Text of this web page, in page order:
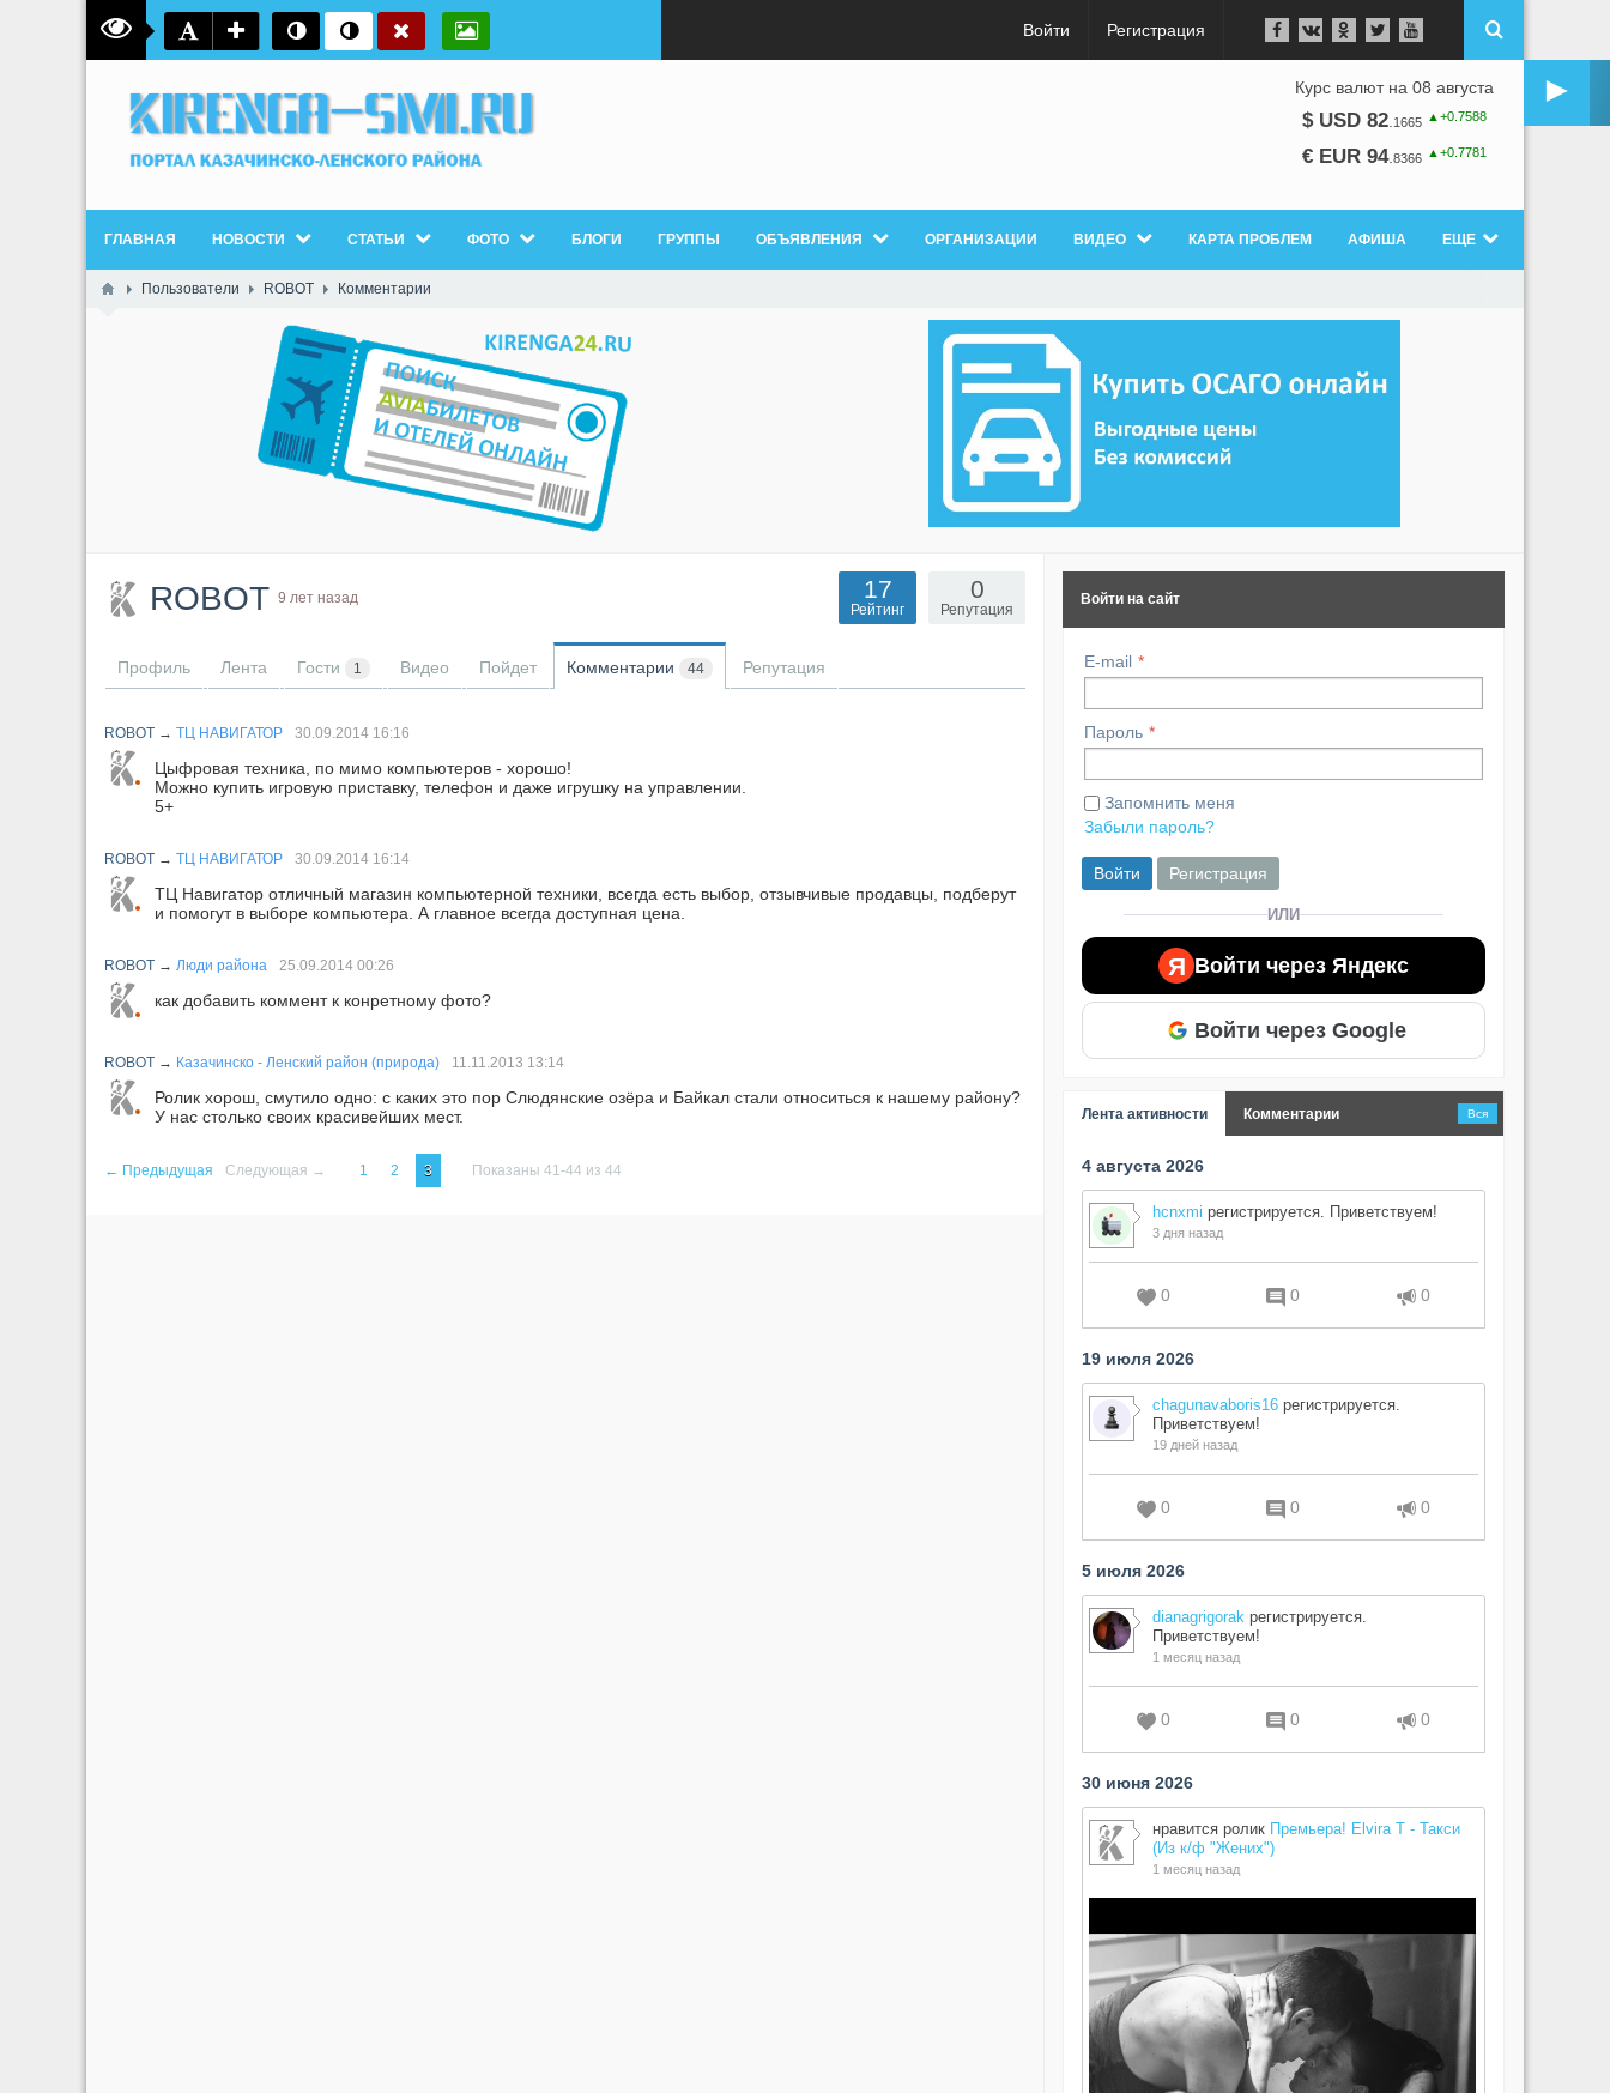
Войти Регистрация
►
Курс валют на 08 августа
$ USD 82 1665 ▲+0.7588
€ EUR 94. 8366 ▲+0.7781
ГЛАВНАЯ НОВОСТИ СТАТЬИ ФОТО БЛОГИ ГРУППЫ ОБЪЯВЛЕНИЯ ОРГАНИЗАЦИИ ВИДЕО КАРТА ПРОБЛЕМ АФИША ЕЩЕ
Пользователи ROBOT Комментарии
ROBOT 9 лет назад 0
Репутация
17
Рейтинг
Профиль Лента Гости 1 Видео Пойдет Комментарии 44 Репутация
ROBOT → ТЦ НАВИГАТОР 30.09.2014 16:16
Цыфровая техника, по мимо компьютеров - хорошо!
Можно купить игровую приставку, телефон и даже игрушку на управлении.
5+
ROBOT → ТЦ НАВИГАТОР 30.09.2014 16:14
ТЦ Навигатор отличный магазин компьютерной техники, всегда есть выбор, отзывчивые продавцы, подберут
и помогут в выборе компьютера. А главное всегда доступная цена.
ROBOT → Люди района 25.09.2014 00:26
как добавить коммент к конретному фото?
ROBOT → Казачинско - Ленский район (природа) 11.11.2013 13:14
Ролик хорош, смутило одно: с каких это пор Слюдянские озёра и Байкал стали относиться к нашему району?
У нас столько своих красивейших мест.
← Предыдущая Следующая → 1 2 3 Показаны 41-44 из 44
Войти на сайт
E-mail
Пароль
Запомнить меня
Забыли пароль?
Войти Регистрация
ИЛИ
Я Войти через Яндекс
Войти через Google
Лента активности Комментарии Вся
4 августа 2026
hcnxmi регистрируется. Приветствуем!
3 дня назад
0 0 0
19 июля 2026
chagunavaboris16 регистрируется.
Приветствуем!
19 дней назад
0 0 0
5 июля 2026
dianagrigorak регистрируется.
Приветствуем!
1 месяц назад
0 0 0
30 июня 2026
нравится ролик Премьера! Elvira T - Такси
(Из к/ф "Жених")
1 месяц назад